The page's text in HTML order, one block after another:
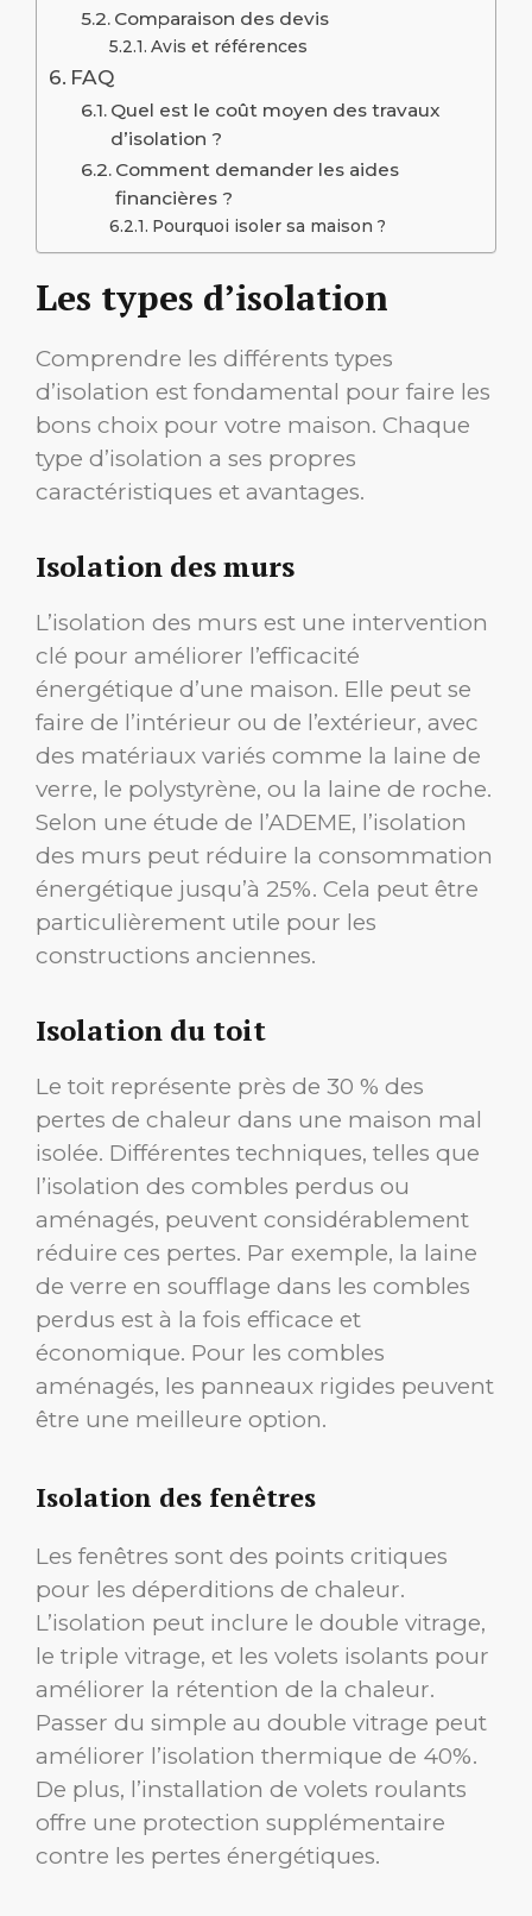
Comparaison des devis
Avis et références
FAQ
Quel est le coût moyen des travaux
d’isolation ?
Comment demander les aides
financières ?
Pourquoi isoler sa maison ?
Les types d’isolation
Comprendre les différents types
d’isolation est fondamental pour faire les
bons choix pour votre maison. Chaque
type d’isolation a ses propres
caractéristiques et avantages.
Isolation des murs
L’isolation des murs est une intervention
clé pour améliorer l’efficacité
énergétique d’une maison. Elle peut se
faire de l’intérieur ou de l’extérieur, avec
des matériaux variés comme la laine de
verre, le polystyrène, ou la laine de roche.
Selon une étude de l’ADEME, l’isolation
des murs peut réduire la consommation
énergétique jusqu’à 25%. Cela peut être
particulièrement utile pour les
constructions anciennes.
Isolation du toit
Le toit représente près de 30 % des
pertes de chaleur dans une maison mal
isolée. Différentes techniques, telles que
l’isolation des combles perdus ou
aménagés, peuvent considérablement
réduire ces pertes. Par exemple, la laine
de verre en soufflage dans les combles
perdus est à la fois efficace et
économique. Pour les combles
aménagés, les panneaux rigides peuvent
être une meilleure option.
Isolation des fenêtres
Les fenêtres sont des points critiques
pour les déperditions de chaleur.
L’isolation peut inclure le double vitrage,
le triple vitrage, et les volets isolants pour
améliorer la rétention de la chaleur.
Passer du simple au double vitrage peut
améliorer l’isolation thermique de 40%.
De plus, l’installation de volets roulants
offre une protection supplémentaire
contre les pertes énergétiques.